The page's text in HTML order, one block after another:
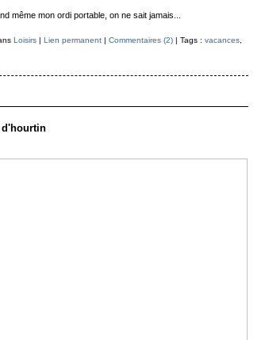
même mon ordi portable, on ne sait jamais...
Loisirs| Lien permanent| Commentaires (2)| Tags : vacances,
d'hourtin